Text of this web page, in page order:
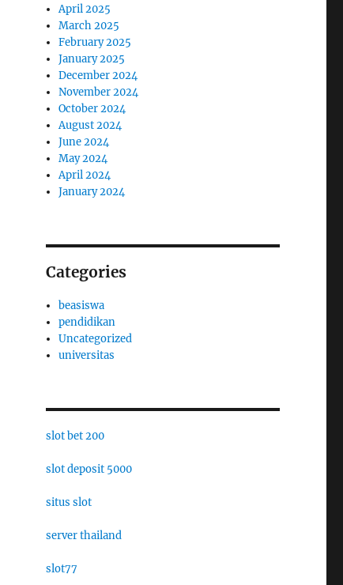
April 2025
March 2025
February 2025
January 2025
December 2024
November 2024
October 2024
August 2024
June 2024
May 2024
April 2024
January 2024
Categories
beasiswa
pendidikan
Uncategorized
universitas
slot bet 200
slot deposit 5000
situs slot
server thailand
slot77